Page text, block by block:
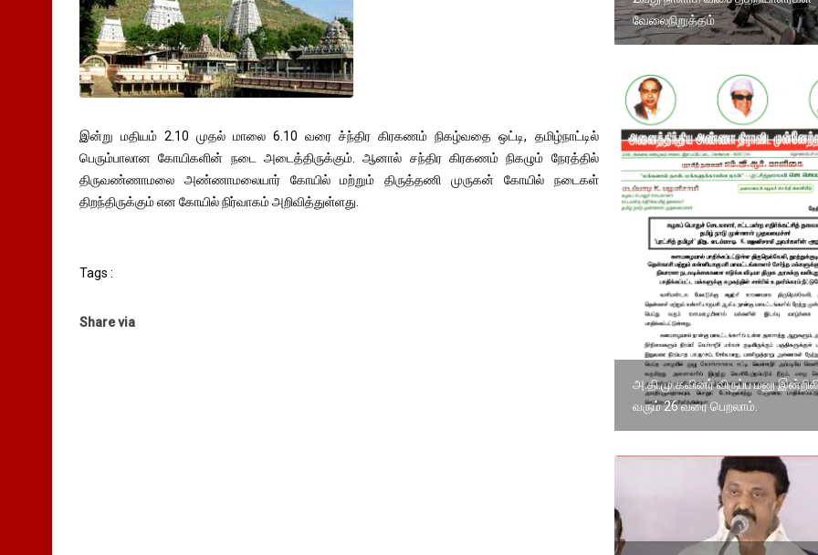
இன்று மதியம் 2.10 முதல் மாலை 6.10 வரை ச்ந்திர கிரகணம் நிகழ்வதை ஒட்டி, தமிழ்நாட்டில்
பெரும்பாலான கோயிகளின் நடை அடைத்திருக்கும். ஆனால் சந்திர கிரகணம் நிகழும் நேரத்தில்
திருவண்ணாமலை அண்ணாமலையார் கோயில் மற்றும் திருத்தணி முருகன் கோயில் நடைகள்
திறந்திருக்கும் என கோயில் நிர்வாகம் அறிவித்துள்ளது.
Tags :
Share via
வேலைநிறுத்தம்
அ.தி.மு.கவினர் விருப்ப மனு
வரும் 26 வரை பெறலாம்.